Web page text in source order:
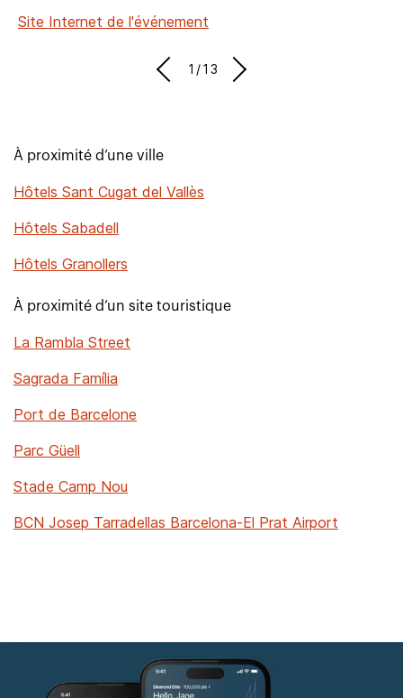
Site Internet de l'événement
1/13
À proximité d’une ville
Hôtels Sant Cugat del Vallès
Hôtels Sabadell
Hôtels Granollers
À proximité d’un site touristique
La Rambla Street
Sagrada Família
Port de Barcelone
Parc Güell
Stade Camp Nou
BCN Josep Tarradellas Barcelona-El Prat Airport